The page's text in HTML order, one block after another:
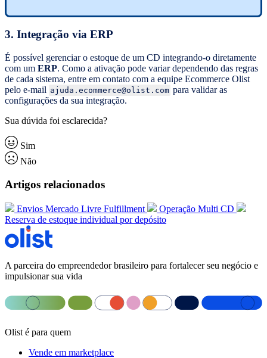
3. Integração via ERP
É possível gerenciar o estoque de um CD integrando-o diretamente
com um ERP. Como a ativação pode variar dependendo das regras
de cada sistema, entre em contato com a equipe Ecommerce Olist
pelo e-mail ajuda.ecommerce@olist.com para validar as
configurações da sua integração.
Sua dúvida foi esclarecida?
Sim
Não
Artigos relacionados
Envios Mercado Livre Fulfillment
Operação Multi CD
Reserva de estoque individual por depósito
A parceira do empreendedor brasileiro para fortalecer seu negócio e
impulsionar sua vida
Olist é para quem
Vende em marketplace